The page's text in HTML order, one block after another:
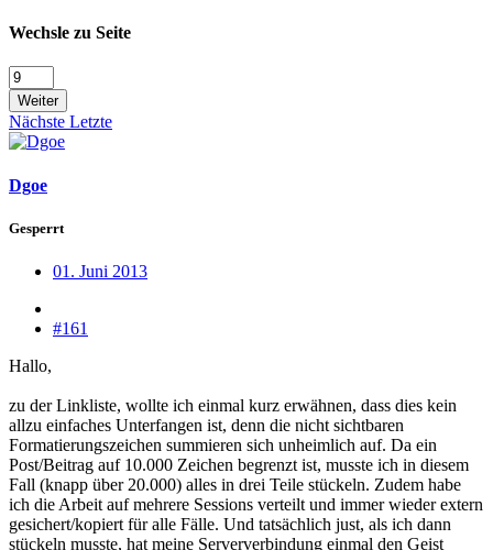
Wechsle zu Seite
Weiter
Nächste Letzte
Dgoe
Gesperrt
01. Juni 2013
#161
Hallo,
zu der Linkliste, wollte ich einmal kurz erwähnen, dass dies kein
allzu einfaches Unterfangen ist, denn die nicht sichtbaren
Formatierungszeichen summieren sich unheimlich auf. Da ein
Post/Beitrag auf 10.000 Zeichen begrenzt ist, musste ich in diesem
Fall (knapp über 20.000) alles in drei Teile stückeln. Zudem habe
ich die Arbeit auf mehrere Sessions verteilt und immer wieder extern
gesichert/kopiert für alle Fälle. Und tatsächlich just, als ich dann
stückeln musste, hat meine Serververbindung einmal den Geist